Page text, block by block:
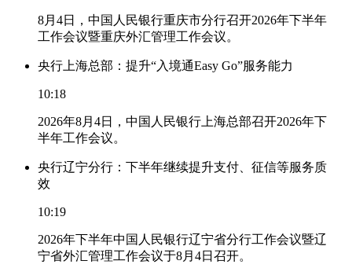
8月4日，中国人民银行重庆市分行召开2026年下半年
工作会议暨重庆外汇管理工作会议。
央行上海总部：提升“入境通Easy Go”服务能力
10:18
2026年8月4日，中国人民银行上海总部召开2026年下
半年工作会议。
央行辽宁分行：下半年继续提升支付、征信等服务质
效
10:19
2026年下半年中国人民银行辽宁省分行工作会议暨辽
宁省外汇管理工作会议于8月4日召开。